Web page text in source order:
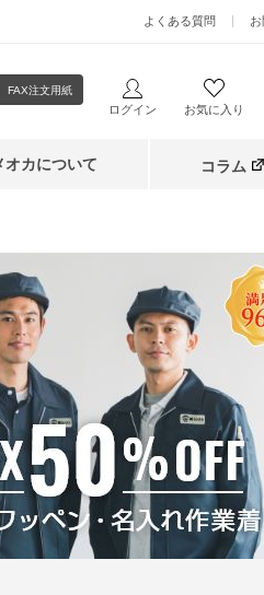
よくある質問
FAX注文用紙
ログイン お気に入り
オカについて コラム